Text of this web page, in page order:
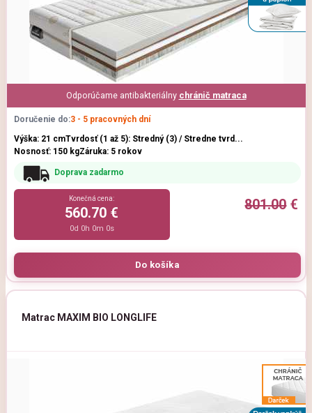
Odporúčame antibakteriálny chránič matraca
Doručenie do:3 - 5 pracovných dní
Výška: 21 cmTvrdosť (1 až 5): Stredný (3) / Stredne tvrd...
Nosnosť: 150 kgZáruka: 5 rokov
Doprava zadarmo
801.00€
Konečná cena:
560.70 €
0d 0h 0m 0s
Matrac MAXIM BIO LONGLIFE